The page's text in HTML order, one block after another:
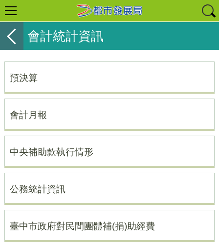
會計統計資訊
預決算
會計月報
中央補助款執行情形
公務統計資訊
臺中市政府對民間團體補(捐)助經費